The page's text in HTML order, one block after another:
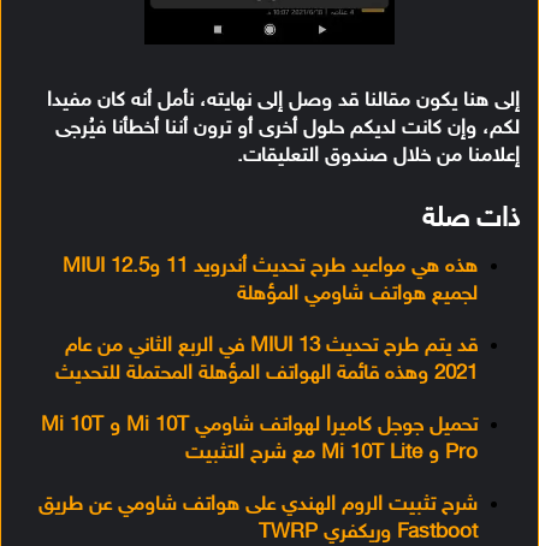
إلى هنا يكون مقالنا قد وصل إلى نهايته، نأمل أنه كان مفيدا
لكم، وإن كانت لديكم حلول أخرى أو ترون أننا أخطأنا فيُرجى
إعلامنا من خلال صندوق التعليقات.
ذات صلة
هذه هي مواعيد طرح تحديث أندرويد 11 وMIUI 12.5
لجميع هواتف شاومي المؤهلة
قد يتم طرح تحديث MIUI 13 في الربع الثاني من عام
2021 وهذه قائمة الهواتف المؤهلة المحتملة للتحديث
تحميل جوجل كاميرا لهواتف شاومي Mi 10T و Mi 10T
Pro و Mi 10T Lite مع شرح التثبيت
شرح تثبيت الروم الهندي على هواتف شاومي عن طريق
Fastboot وريكفري TWRP